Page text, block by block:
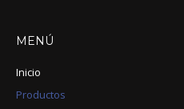
MENÚ
Inicio
Productos